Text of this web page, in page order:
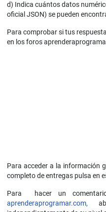
d) Indica cuántos datos
oficial JSON) se pueden
Para comprobar si tus
en los foros
Para acceder a la información
completo de entregas pulsa en
Para hacer un
aprenderaprogramar.com,